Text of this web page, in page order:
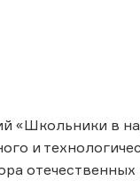
«Школьники в
и